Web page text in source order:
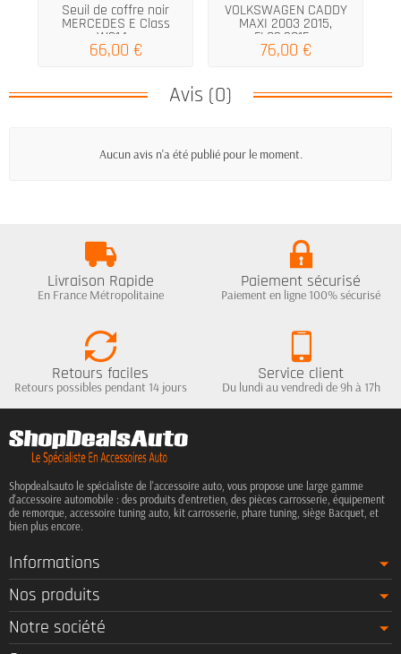
Seuil de coffre noir
MERCEDES E Class
W214...
66,00 €
VOLKSWAGEN CADDY
MAXI 2003 2015,
FL02.2015...
76,00 €
Avis (0)
Aucun avis n'a été publié pour le moment.
Livraison Rapide
En France Métropolitaine
Paiement sécurisé
Paiement en ligne 100% sécurisé
Retours faciles
Retours possibles pendant 14 jours
Service client
Du lundi au vendredi de 9h à 17h
Shopdealsauto le spécialiste de l'accessoire auto, vous propose une large gamme
d'accessoire automobile : des produits d'entretien, des pièces carrosserie, équipement
de remorque, accessoire tuning auto, kit carrosserie, phare tuning, siège Bacquet, et
bien plus encore.
Informations
Nos produits
Notre société